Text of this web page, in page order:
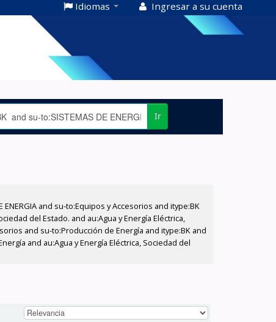
Idiomas Ingresar a su cuenta
Ir
and su-to:Equipos y Accesorios and itype:BK
del Estado. and au:Agua y Energía Eléctrica,
and su-to:Producción de Energía and itype:BK and
and au:Agua y Energía Eléctrica, Sociedad del